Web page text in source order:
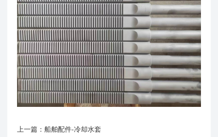
上一篇： 船舶配件-冷却水套